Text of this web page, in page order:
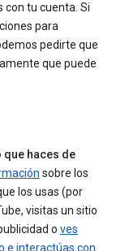
tu cuenta. Si
para
pedirte que
que puede
que haces de
sobre los
los usas (por
visitas un sitio
o ves
e interactúas con